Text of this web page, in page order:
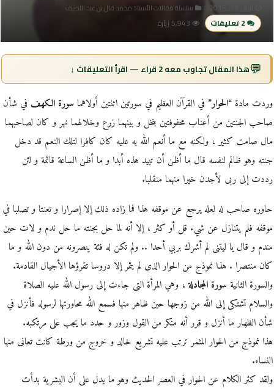
سلسلة مقالات الأستاذ محمد فال بن عبد اللطيف
2 تعليقات 5,943 زيارة
💬هذا المقال تجاوب معه 2 قراء — اقرأ التعليقات ↓
وردت مادة“الحوار” في القرآن العظيم في سورتين اثنتين أولاهما سورة الكهف في شأن
صاحب الجنتين من أعناب محفوفتين بنخل و بينهما زرع وخلالهما نهر و كان لصاحبهما
مال صامت كثير ، ولكنه مع ما أنعم الله به عليه كان كافرا لتلك النعم قد دخل
جنته وهو ظالم لنفسه قال ما أظن أن تبيد هذه أبدا و ما أظن الساعة قائمة و لئن
رددت إلى ربى لأجدن خيرا منهما منقلبا.
حاوره صاحب له لعله يرجع عن موقفه هذا فما زاده ذلك إلا إصرارا و تعنتا و تصلبا في
موقفه فلم يتنازل عن شيء قل أو كثر ، إلا أنه لما حل بجنته ما حل ندم و لات حين
مندم و قال يا ليتنى لم أشرك بربي أحدا .. ولم تكن له فئة ينصرونه من دون الله و ما
كان منتصرا . هذا نموذج من الحوار الذى لم يثمر إلا دروسا تقرؤها الأجيال القادمة.
والسورة الثانية سورة المجادلة، وهي المرأة التى جاءت إلى رسول الله عليه الصلاة
والسلام تشتكى إلى الله من زوجها حين ظاهر منها فسمع الله محاورتها لرسوله فأنزل في
شأن الظهار ما أنزل و قرر أنه منكر من القول وزور و حدد ما يجب على مرتكبه.
هذا نموذج من الحوار المثمر ترتب عليه تشريع خالد و خروج من ورطة كانت تعانى منها
النساء.
ولقد كثر الكلام عن الحوار في العصر الحديث وهو ما يدل على أن البشرية بدأت